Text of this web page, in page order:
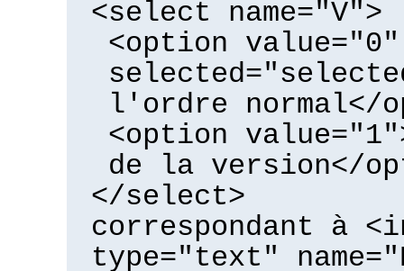
<select name="V">
<option value="0"
l'ordre normal</
<option
de la version</
</select>
correspondant à
type="text"